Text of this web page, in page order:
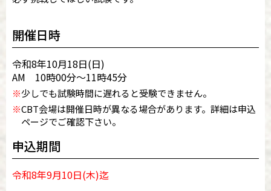
開催日時
令和8年10月18日(日)
AM 10時00分～11時45分
※少しでも試験時間に遅れると受験できません。
※CBT会場は開催日時が異なる場合があります。詳細は申込
ページでご確認下さい。
申込期間
令和8年9月10日(木)迄